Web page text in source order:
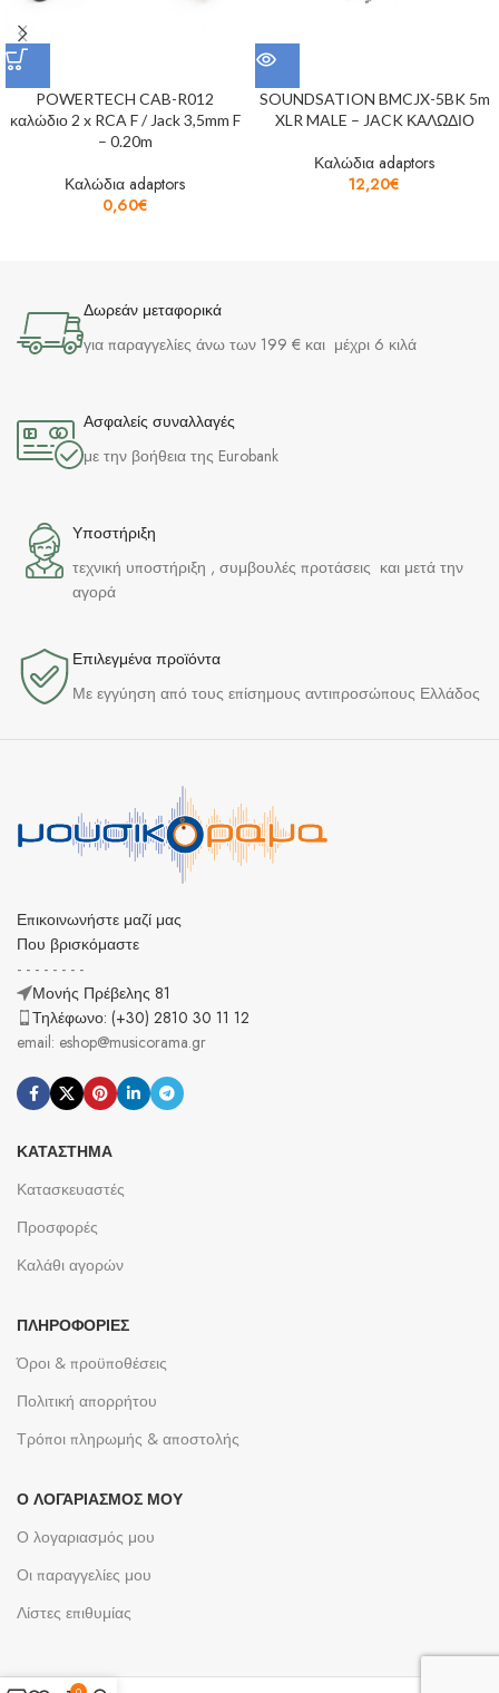
POWERTECH CAB-R012
καλώδιο 2 x RCA F / Jack 3,5mm F
– 0.20m
Καλώδια adaptors
0,60€
SOUNDSATION BMCJX-5BK 5m
XLR MALE – JACK ΚΑΛΩΔΙΟ
Καλώδια adaptors
12,20€
Δωρεάν μεταφορικά
για παραγγελίες άνω των 199 € και μέχρι 6 κιλά
Ασφαλείς συναλλαγές
με την βοήθεια της Eurobank
Υποστήριξη
τεχνική υποστήριξη , συμβουλές προτάσεις και μετά την
αγορά
Επιλεγμένα προϊόντα​
Με εγγύηση από τους επίσημους αντιπροσώπους Ελλάδος
Επικοινωνήστε μαζί μας
Που βρισκόμαστε
- - - - - - - -
Μονής Πρέβελης 81
Τηλέφωνο: (+30) 2810 30 11 12
email: eshop@musicorama.gr
ΚΑΤΆΣΤΗΜΑ
Κατασκευαστές
Προσφορές
Καλάθι αγορών
ΠΛΗΡΟΦΟΡΊΕΣ
Όροι & προϋποθέσεις
Πολιτική απορρήτου
Τρόποι πληρωμής & αποστολής
Ο ΛΟΓΑΡΙΑΣΜΌΣ ΜΟΥ
Ο λογαριασμός μου
Οι παραγγελίες μου
Λίστες επιθυμίας